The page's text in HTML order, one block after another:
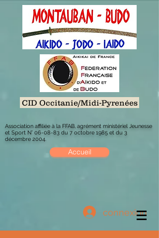
CID Occitanie/Midi-Pyrenées
Association affiliée à la FFAB, agrément ministériel Jeunesse
et Sport N° 06-08-83 du 7 octobre 1985 et du 3
décembre 2004.
Accueil
connexion